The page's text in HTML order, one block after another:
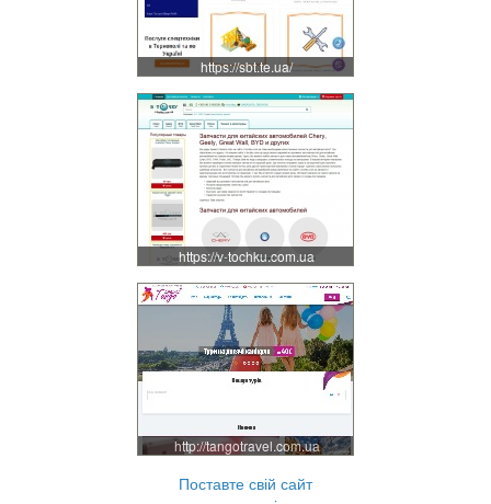
https://sbt.te.ua/
https://v-tochku.com.ua
http://tangotravel.com.ua
Поставте свій сайт